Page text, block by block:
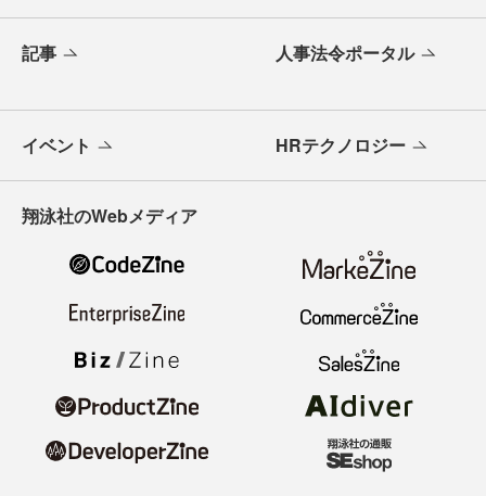
記事 人事法令ポータル
イベント HRテクノロジー
翔泳社のWebメディア